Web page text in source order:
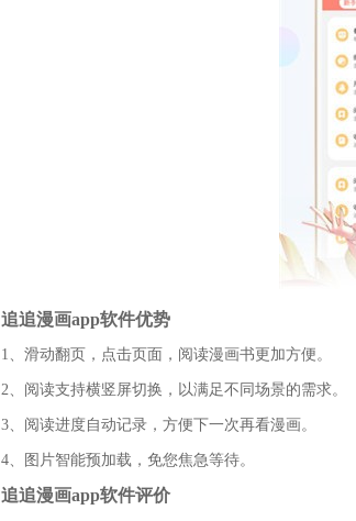
追追漫画app软件优势
1、滑动翻页，点击页面，阅读漫画书更加方便。
2、阅读支持横竖屏切换，以满足不同场景的需求。
3、阅读进度自动记录，方便下一次再看漫画。
4、图片智能预加载，免您焦急等待。
追追漫画app软件评价